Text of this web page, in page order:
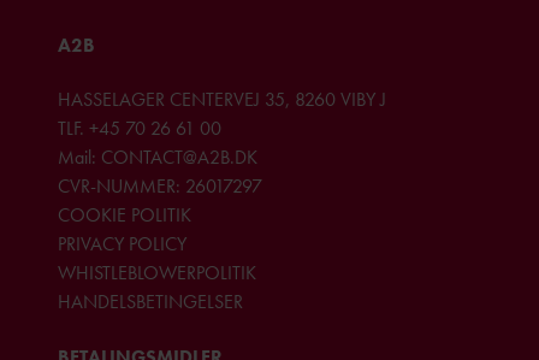
A2B
HASSELAGER CENTERVEJ 35, 8260 VIBY J
TLF. +45 70 26 61 00
Mail: CONTACT@A2B.DK
CVR-NUMMER: 26017297
COOKIE POLITIK
PRIVACY POLICY
WHISTLEBLOWERPOLITIK
HANDELSBETINGELSER